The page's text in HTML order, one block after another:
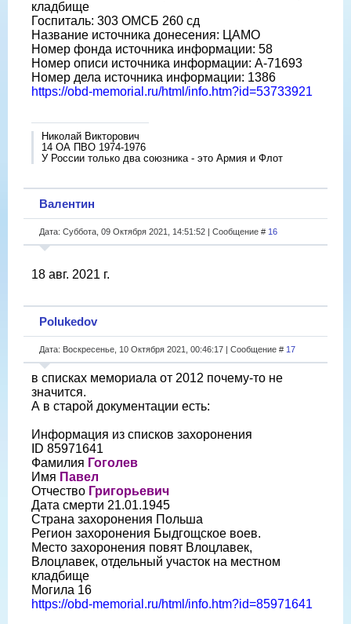
кладбище
Госпиталь: 303 ОМСБ 260 сд
Название источника донесения: ЦАМО
Номер фонда источника информации: 58
Номер описи источника информации: А-71693
Номер дела источника информации: 1386
https://obd-memorial.ru/html/info.htm?id=53733921
Николай Викторович
14 ОА ПВО 1974-1976
У России только два союзника - это Армия и Флот
Валентин
Дата: Суббота, 09 Октября 2021, 14:51:52 | Сообщение # 16
18 авг. 2021 г.
Polukedov
Дата: Воскресенье, 10 Октября 2021, 00:46:17 | Сообщение # 17
в списках мемориала от 2012 почему-то не
значится.
А в старой документации есть:
Информация из списков захоронения
ID 85971641
Фамилия Гоголев
Имя Павел
Отчество Григорьевич
Дата смерти 21.01.1945
Страна захоронения Польша
Регион захоронения Быдгощское воев.
Место захоронения повят Влоцлавек,
Влоцлавек, отдельный участок на местном
кладбище
Могила 16
https://obd-memorial.ru/html/info.htm?id=85971641